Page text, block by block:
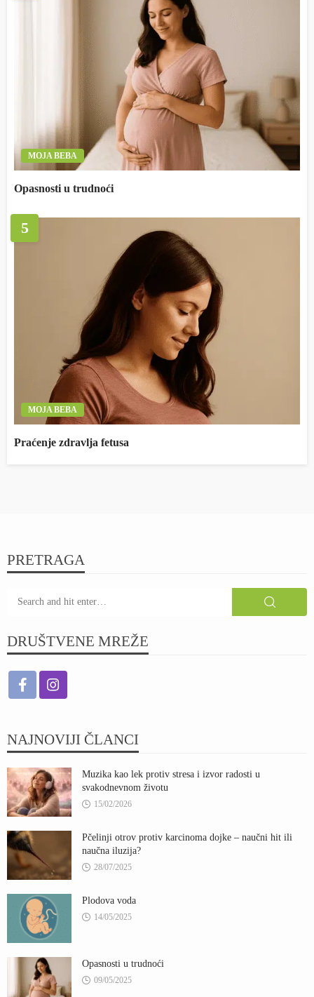
MOJA BEBA
Opasnosti u trudnoći
5
MOJA BEBA
Praćenje zdravlja fetusa
PRETRAGA
DRUŠTVENE MREŽE
NAJNOVIJI ČLANCI
Muzika kao lek protiv stresa i izvor radosti u
svakodnevnom životu
15/02/2026
Pčelinji otrov protiv karcinoma dojke – naučni hit ili
naučna iluzija?
28/07/2025
Plodova voda
14/05/2025
Opasnosti u trudnoći
09/05/2025